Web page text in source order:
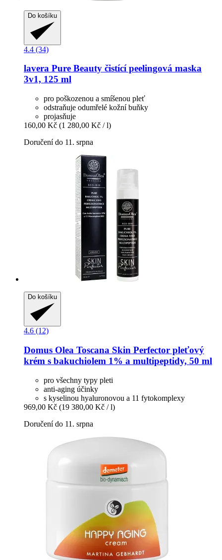
Do košíku
4.4 (34)
lavera Pure Beauty čistící peelingová maska
3v1, 125 ml
pro poškozenou a smíšenou pleť
odstraňuje odumřelé kožní buňky
projasňuje
160,00 Kč (1 280,00 Kč / l)
Doručení do 11. srpna
Do košíku
4.6 (12)
Domus Olea Toscana Skin Perfector pleťový
krém s bakuchiolem 1% a multipeptidy, 50 ml
pro všechny typy pleti
anti-aging účinky
s kyselinou hyaluronovou a 11 fytokomplexy
969,00 Kč (19 380,00 Kč / l)
Doručení do 11. srpna